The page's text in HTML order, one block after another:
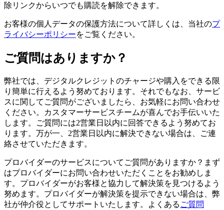
除リンクからいつでも購読を解除できます。
お客様の個人データの保護方法について詳しくは、当社のプ
ライバシーポリシーをご覧ください。
ご質問はありますか？
弊社では、デジタルクレジットのチャージや購入をできる限
り簡単に行えるよう努めております。それでもなお、サービ
スに関してご質問がございましたら、お気軽にお問い合わせ
ください。カスタマーサービスチームが喜んでお手伝いいた
します。ご質問には2営業日以内に回答できるよう努めてお
ります。万が一、2営業日以内に解決できない場合は、ご連
絡させていただきます。
プロバイダーのサービスについてご質問がありますか？まず
はプロバイダーにお問い合わせいただくことをお勧めしま
す。プロバイダーがお客様と協力して解決策を見つけるよう
努めます。プロバイダーが解決策を提示できない場合は、弊
社が仲介役としてサポートいたします。よくある ご質問